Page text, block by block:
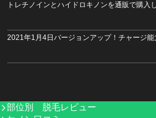
トレチノインとハイドロキノンを通販で購入
2021年1月4日バージョンアップ！チャージ能
部位別 脱毛レビュー